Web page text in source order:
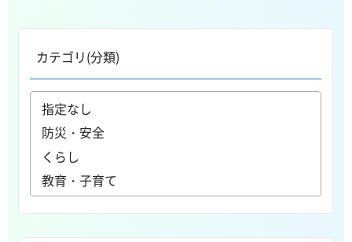
カテゴリ(分類)